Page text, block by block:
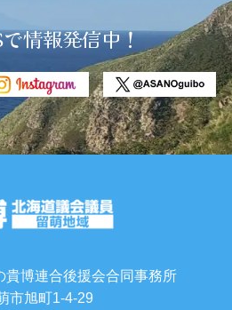
情報発信中！
貴博連合後援会合同事務所
市旭町1-4-29